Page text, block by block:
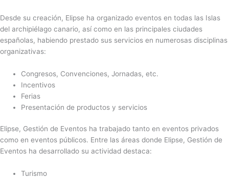
Desde su creación, Elipse ha organizado eventos en todas las Islas
del archipiélago canario, así como en las principales ciudades
españolas, habiendo prestado sus servicios en numerosas disciplinas
organizativas:
Congresos, Convenciones, Jornadas, etc.
Incentivos
Ferias
Presentación de productos y servicios
Elipse, Gestión de Eventos ha trabajado tanto en eventos privados
como en eventos públicos. Entre las áreas donde Elipse, Gestión de
Eventos ha desarrollado su actividad destaca:
Turismo